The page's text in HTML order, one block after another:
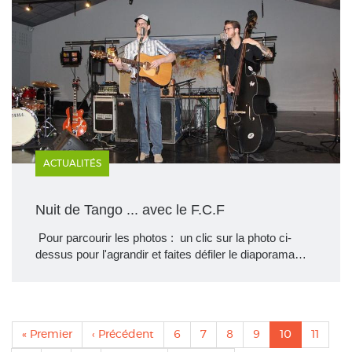
ACTUALITÉS
Nuit de Tango ... avec le F.C.F
Pour parcourir les photos : un clic sur la photo ci-
dessus pour l'agrandir et faites défiler le diaporama…
Pagination
Première
« Premier
Page
‹ Précédent Page
6 Page
7 Page
8 Page
9
Page
10